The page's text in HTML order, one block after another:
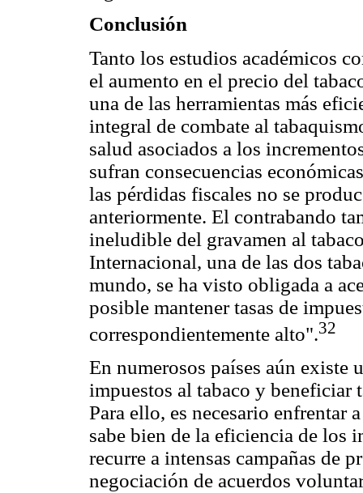
Conclusión
Tanto los estudios académicos
el aumento en el precio del
una de las herramientas más
integral de combate al
salud asociados a los
sufran consecuencias
las pérdidas fiscales no se
anteriormente. El contrabando
ineludible del gravamen al
Internacional, una de las dos
mundo, se ha visto obligada a
posible mantener tasas de
correspondientemente alto".32
En numerosos países aún existe
impuestos al tabaco y
Para ello, es necesario enfrentar
sabe bien de la eficiencia de los
recurre a intensas campañas de
negociación de acuerdos